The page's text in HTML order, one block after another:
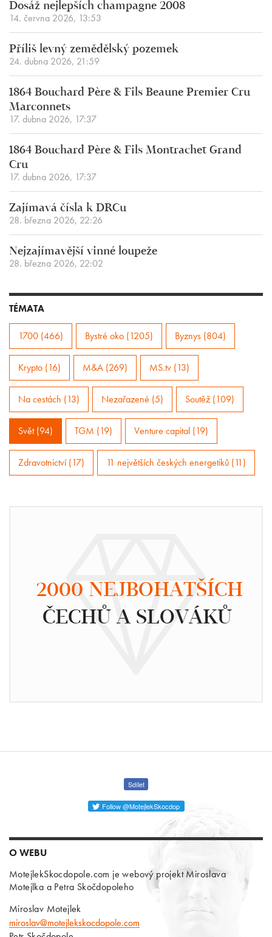
Dosáž nejlepších champagne 2008
14. června 2026, 13:53
Příliš levný zemědělský pozemek
24. dubna 2026, 21:59
1864 Bouchard Père & Fils Beaune Premier Cru
Marconnets
17. dubna 2026, 17:37
1864 Bouchard Père & Fils Montrachet Grand
Cru
17. dubna 2026, 17:37
Zajímavá čísla k DRCu
28. března 2026, 22:26
Nejzajímavější vinné loupeže
28. března 2026, 22:02
TÉMATA
1700 (466) Bystré oko (1205) Byznys (804)
Krypto (16) M&A (269) MS.tv (13)
Na cestách (13) Nezařazené (5) Soutěž (109)
Svět (94) TGM (19) Venture capital (19)
Zdravotnictví (17) 11 největších českých energetiků (11)
2000 NEJBOHATŠÍCH
ČECHŮ A SLOVÁKŮ
Sdílet
Follow @MotejlekSkocdop
O WEBU
MotejlekSkocdopole.com je webový projekt Miroslava
Motejlka a Petra Skočdopoleho
Miroslav Motejlek
miroslav@motejlekskocdopole.com